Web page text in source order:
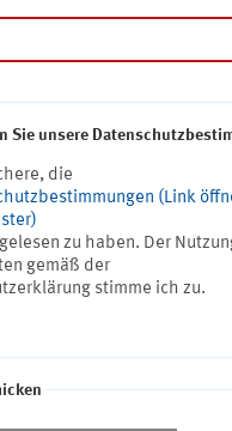
Sie unsere
die
(Link
zu haben. Der
gemäß der
stimme ich zu.